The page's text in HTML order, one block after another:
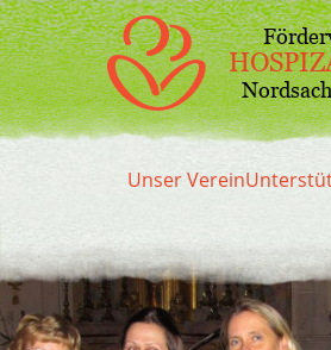
Unser Verein